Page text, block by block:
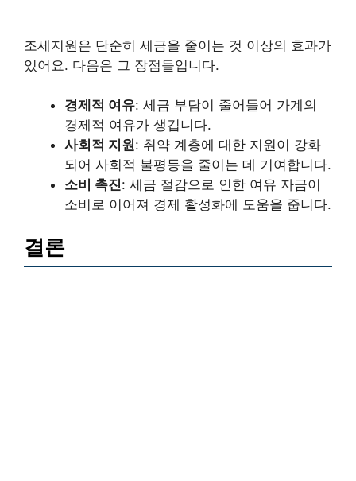
조세지원은 단순히 세금을 줄이는 것 이상의 효과가
있어요. 다음은 그 장점들입니다.
경제적 여유: 세금 부담이 줄어들어 가계의
경제적 여유가 생깁니다.
사회적 지원: 취약 계층에 대한 지원이 강화
되어 사회적 불평등을 줄이는 데 기여합니다.
소비 촉진: 세금 절감으로 인한 여유 자금이
소비로 이어져 경제 활성화에 도움을 줍니다.
결론